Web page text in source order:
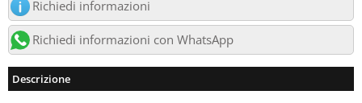
Richiedi informazioni
Richiedi informazioni con WhatsApp
Descrizione